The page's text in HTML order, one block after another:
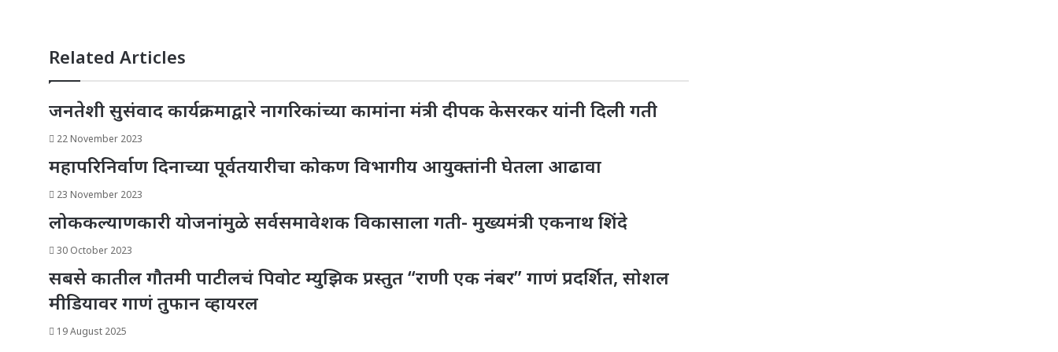
Related Articles
जनतेशी सुसंवाद कार्यक्रमाद्वारे नागरिकांच्या कामांना मंत्री दीपक केसरकर यांनी दिली गती
22 November 2023
महापरिनिर्वाण दिनाच्या पूर्वतयारीचा कोकण विभागीय आयुक्तांनी घेतला आढावा
23 November 2023
लोककल्याणकारी योजनांमुळे सर्वसमावेशक विकासाला गती- मुख्यमंत्री एकनाथ शिंदे
30 October 2023
सबसे कातील गौतमी पाटीलचं पिवोट म्युझिक प्रस्तुत “राणी एक नंबर” गाणं प्रदर्शित, सोशल
मीडियावर गाणं तुफान व्हायरल
19 August 2025